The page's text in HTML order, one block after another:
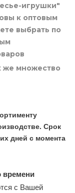
игрушки"
к оптовым
выбрать по
же множество
Срок
дней с момента
времени
с Вашей